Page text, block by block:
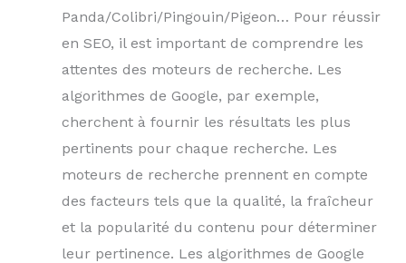
Panda/Colibri/Pingouin/Pigeon… Pour réussir
en SEO, il est important de comprendre les
attentes des moteurs de recherche. Les
algorithmes de Google, par exemple,
cherchent à fournir les résultats les plus
pertinents pour chaque recherche. Les
moteurs de recherche prennent en compte
des facteurs tels que la qualité, la fraîcheur
et la popularité du contenu pour déterminer
leur pertinence. Les algorithmes de Google